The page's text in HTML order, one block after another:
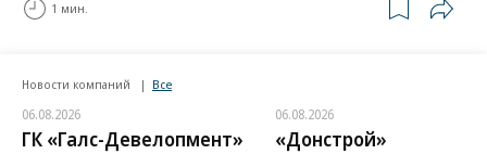
1 мин.
Новости компаний Все
06.08.2026
ГК «Галс-Девелопмент»
06.08.2026
«Донстрой»